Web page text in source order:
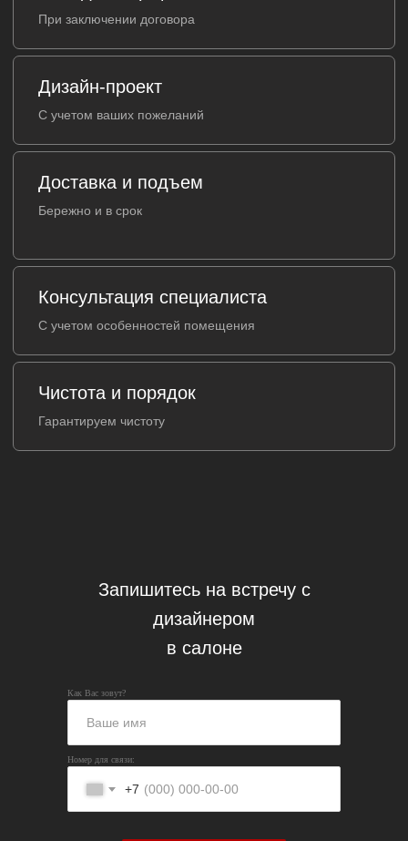
Как Вас зовут?
Номер для связи:
+7
Запишитесь на встречу с
дизайнером
в салоне